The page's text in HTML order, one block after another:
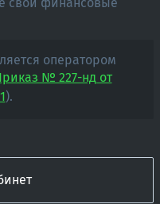
оператором
№ 227-нд от
).